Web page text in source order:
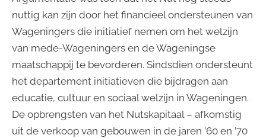
nuttig kan zijn door het financieel ondersteunen van
Wageningers die initiatief nemen om het welzijn
van mede-Wageningers en de Wageningse
maatschappij te bevorderen. Sindsdien ondersteunt
het departement initiatieven die bijdragen aan
educatie, cultuur en sociaal welzijn in Wageningen.
De opbrengsten van het Nutskapitaal – afkomstig
uit de verkoop van gebouwen in de jaren ’60 en ’70